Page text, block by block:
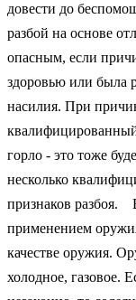
довести до
разбой на основе
опасным, если
здоровью или была
насилия. При
квалифицированный
горло - это тоже
несколько
признаков разбоя.
применением
качестве оружия.
холодное, газовое.